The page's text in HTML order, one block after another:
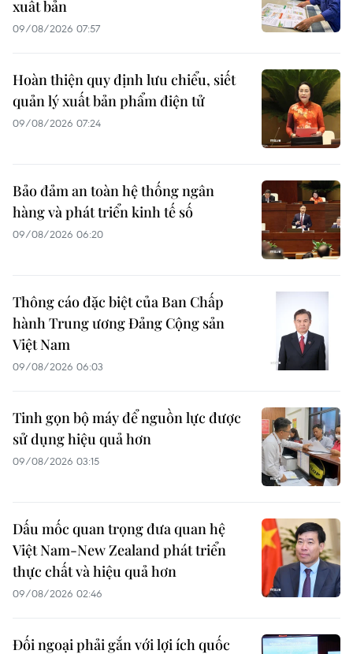
xuất bản
09/08/2026 07:57
Hoàn thiện quy định lưu chiểu, siết
quản lý xuất bản phẩm điện tử
09/08/2026 07:24
Bảo đảm an toàn hệ thống ngân
hàng và phát triển kinh tế số
09/08/2026 06:20
Thông cáo đặc biệt của Ban Chấp
hành Trung ương Đảng Cộng sản
Việt Nam
09/08/2026 06:03
Tinh gọn bộ máy để nguồn lực được
sử dụng hiệu quả hơn
09/08/2026 03:15
Dấu mốc quan trọng đưa quan hệ
Việt Nam-New Zealand phát triển
thực chất và hiệu quả hơn
09/08/2026 02:46
Đối ngoại phải gắn với lợi ích quốc